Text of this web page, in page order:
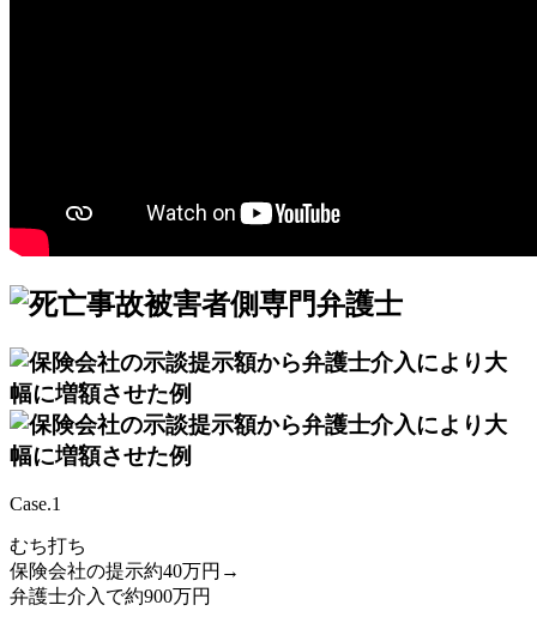
Case.1
むち打ち
保険会社の提示約40万円→
弁護士介入で約900万円